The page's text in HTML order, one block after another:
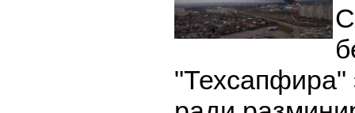
"Техсапфира"